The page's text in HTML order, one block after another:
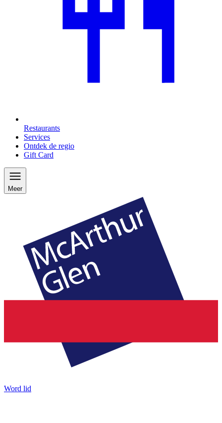
Restaurants
Services
Ontdek de regio
Gift Card
Meer
Word lid